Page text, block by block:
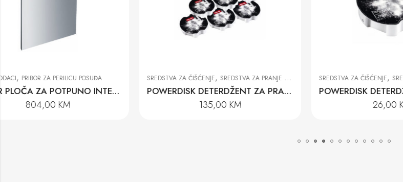
SREDSTVA ZA ČIŠĆENJE,SREDSTVA ZA PRANJE POSUĐA
POWERDISK DETERDŽENT ZA PRANJE POSUĐA-SET 6 KOMADA
135,00
SREDSTVA ZA ČIŠĆENJE,SREDSTVA ZA PRANJE POSUĐA
POWERDISK DETERDŽENT ZA PRANJE POSUĐA 400 g
26,00
DODACI,